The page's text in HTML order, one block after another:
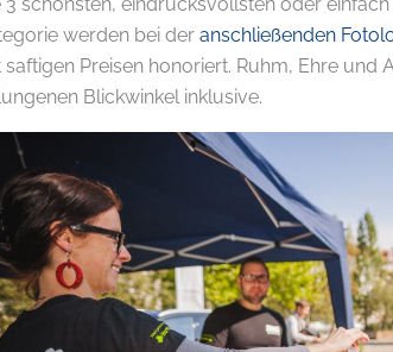
werden bei der anschließenden
saftigen Preisen honoriert. Ruhm, Ehre und
Blickwinkel inklusive.